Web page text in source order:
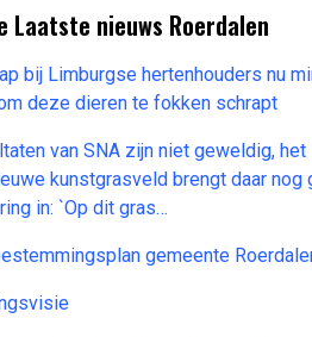
Laatste nieuws Roerdalen
bij Limburgse hertenhouders nu
deze dieren te fokken schrapt
van SNA zijn niet geweldig, het
kunstgrasveld brengt daar nog
in: `Op dit gras…
gemeente